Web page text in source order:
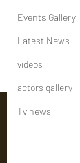
Events Gallery
Latest News
videos
actors gallery
Tv news